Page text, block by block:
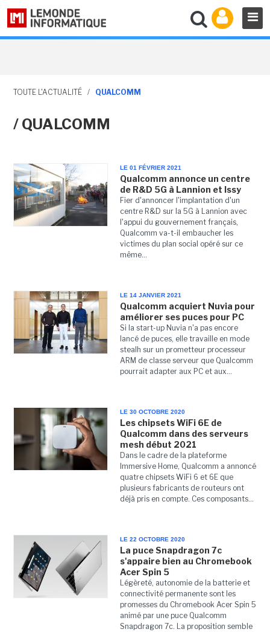
TOUTE L'ACTUALITÉ / QUALCOMM
/ QUALCOMM
LE 01 FÉVRIER 2021
Qualcomm annonce un centre
de R&D 5G à Lannion et Issy
Fier d'annoncer l'implantation d'un
centre R&D sur la 5G à Lannion avec
l'appui du gouvernement français,
Qualcomm va-t-il embaucher les
victimes du plan social opéré sur ce
même...
LE 14 JANVIER 2021
Qualcomm acquiert Nuvia pour
améliorer ses puces pour PC
Si la start-up Nuvia n'a pas encore
lancé de puces, elle travaille en mode
stealh sur un prometteur processeur
ARM de classe serveur que Qualcomm
pourrait adapter aux PC et aux...
LE 30 OCTOBRE 2020
Les chipsets WiFi 6E de
Qualcomm dans des serveurs
mesh début 2021
Dans le cadre de la plateforme
Immersive Home, Qualcomm a annoncé
quatre chipsets WiFi 6 et 6E que
plusieurs fabricants de routeurs ont
déjà pris en compte. Ces composants...
LE 22 OCTOBRE 2020
La puce Snapdragon 7c
s'appaire bien au Chromebook
Acer Spin 5
Légèreté, autonomie de la batterie et
connectivité permanente sont les
promesses du Chromebook Acer Spin 5
animé par une puce Qualcomm
Snapdragon 7c. La proposition semble